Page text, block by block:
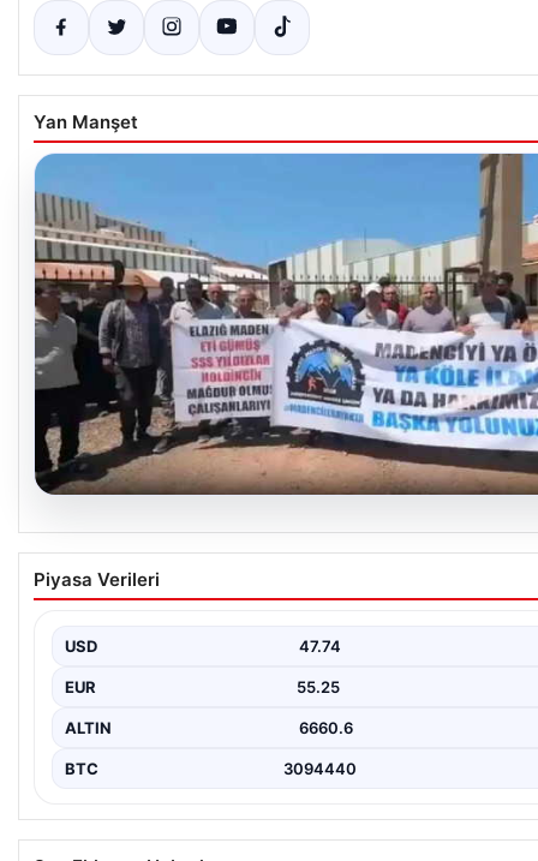
Yan Manşet
Bağımsız Maden-İş: ‘Verilen sözler tutulmadı,
pazartesi Ankara’dayız’
Piyasa Verileri
USD 47.74
EUR 55.25
ALTIN 6660.6
BTC 3094440